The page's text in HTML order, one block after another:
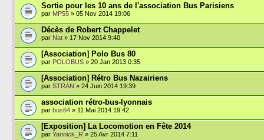
Sortie pour les 10 ans de l'association Bus Parisiens
par MP55 » 05 Nov 2014 19:06
Décès de Robert Chappelet
par Nat » 17 Nov 2014 9:40
[Association] Polo Bus 80
par POLOBUS » 20 Jan 2013 0:35
[Association] Rétro Bus Nazairiens
par STRAN » 24 Juin 2014 19:39
association rétro-bus-lyonnais
par bus64 » 11 Mai 2014 19:42
[Exposition] La Locomotion en Fête 2014
par Yannick_R » 25 Avr 2014 7:11